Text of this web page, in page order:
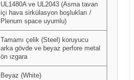
UL1480A ve UL2043 (Asma tavan
içi hava sirkülasyon boşlukları /
Plenum space uyumlu)
Tamamı çelik (Steel) koruyucu
arka gövde ve beyaz perfore metal
ön ızgara
Beyaz (White)